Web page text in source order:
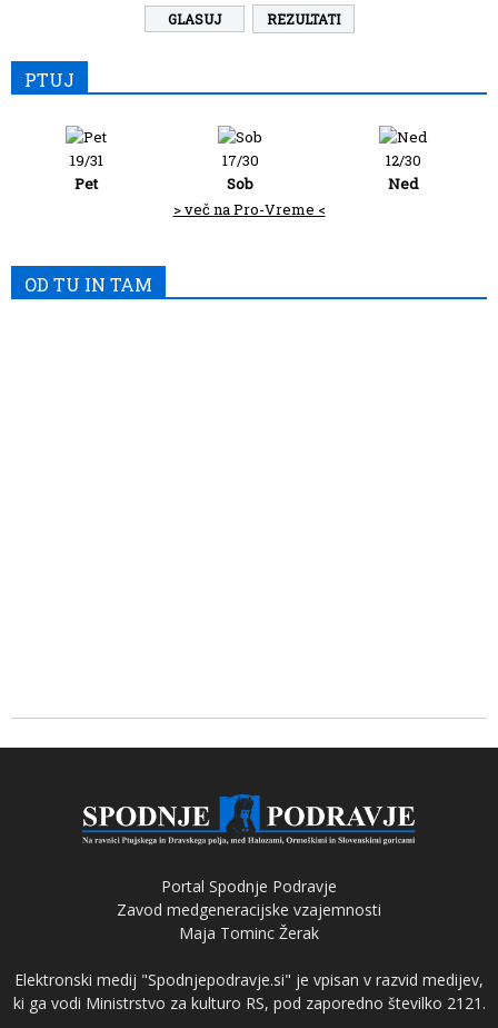
REZULTATI
PTUJ
19/31
Pet
17/30
Sob
12/30
Ned
> več na Pro-Vreme <
OD TU IN TAM
Portal Spodnje Podravje
Zavod medgeneracijske vzajemnosti
Maja Tominc Žerak
Elektronski medij "Spodnjepodravje.si" je vpisan v razvid medijev,
ki ga vodi Ministrstvo za kulturo RS, pod zaporedno številko 2121.